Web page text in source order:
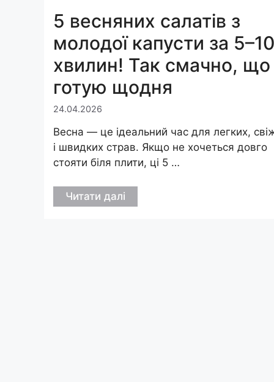
5 весняних салатів з
молодої капусти за 5–10
хвилин! Так смачно, що
готую щодня
24.04.2026
Весна — це ідеальний час для легких,
і швидких страв. Якщо не хочеться довго
стояти біля плити, ці 5 …
Читати далі